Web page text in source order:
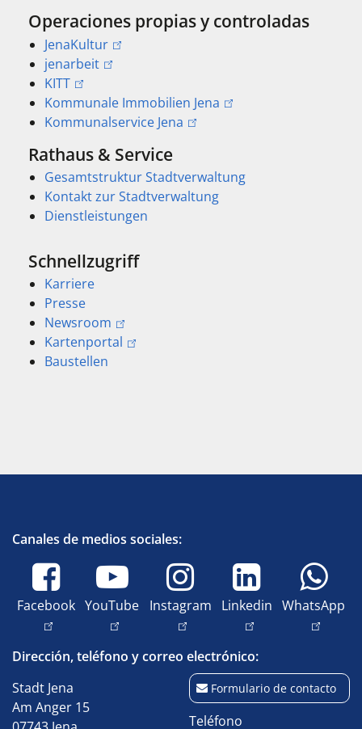
Operaciones propias y controladas
JenaKultur
jenarbeit
KITT
Kommunale Immobilien Jena
Kommunalservice Jena
Rathaus & Service
Gesamtstruktur Stadtverwaltung
Kontakt zur Stadtverwaltung
Dienstleistungen
Schnellzugriff
Karriere
Presse
Newsroom
Kartenportal
Baustellen
Canales de medios sociales:
Facebook YouTube Instagram Linkedin WhatsApp
Dirección, teléfono y correo electrónico:
Stadt Jena
Am Anger 15
Formulario de contacto
Teléfono